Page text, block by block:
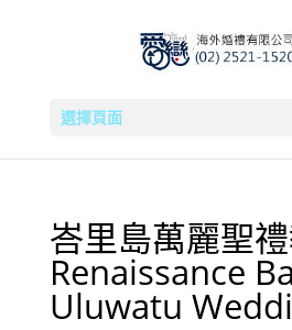
選擇頁面
峇里島萬麗聖
Renaissance
Uluwatu